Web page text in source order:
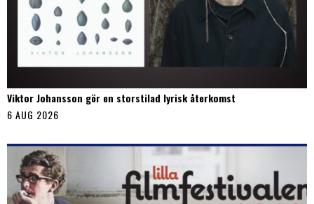
Viktor Johansson gör en storstilad lyrisk återkomst
6 AUG 2026